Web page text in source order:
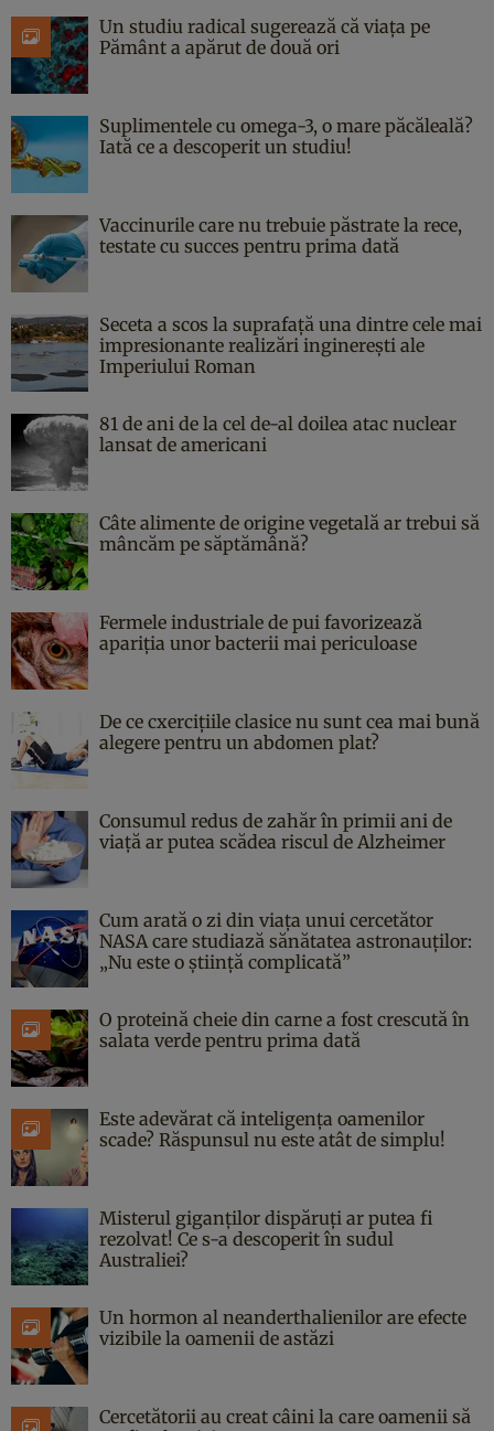
Un studiu radical sugerează că viața pe
Pământ a apărut de două ori
Suplimentele cu omega-3, o mare păcăleală?
Iată ce a descoperit un studiu!
Vaccinurile care nu trebuie păstrate la rece,
testate cu succes pentru prima dată
Seceta a scos la suprafață una dintre cele mai
impresionante realizări inginerești ale
Imperiului Roman
81 de ani de la cel de-al doilea atac nuclear
lansat de americani
Câte alimente de origine vegetală ar trebui să
mâncăm pe săptămână?
Fermele industriale de pui favorizează
apariția unor bacterii mai periculoase
De ce cxercițiile clasice nu sunt cea mai bună
alegere pentru un abdomen plat?
Consumul redus de zahăr în primii ani de
viață ar putea scădea riscul de Alzheimer
Cum arată o zi din viața unui cercetător
NASA care studiază sănătatea astronauților:
„Nu este o știință complicată”
O proteină cheie din carne a fost crescută în
salata verde pentru prima dată
Este adevărat că inteligența oamenilor
scade? Răspunsul nu este atât de simplu!
Misterul giganților dispăruți ar putea fi
rezolvat! Ce s-a descoperit în sudul
Australiei?
Un hormon al neanderthalienilor are efecte
vizibile la oamenii de astăzi
Cercetătorii au creat câini la care oamenii să